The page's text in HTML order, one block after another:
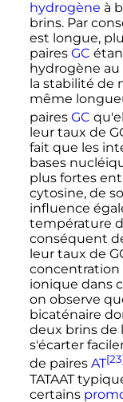
hydrogène à
brins. Par
est longue,
paires GC
hydrogène au
la stabilité de
même
paires GC
leur taux de
fait que les
bases
plus fortes
cytosine, de
influence
température
conséquent
leur taux de
concentration
ionique dans
on observe
bicaténaire
deux brins de
s'écarter
de paires AT
TATAAT
certains